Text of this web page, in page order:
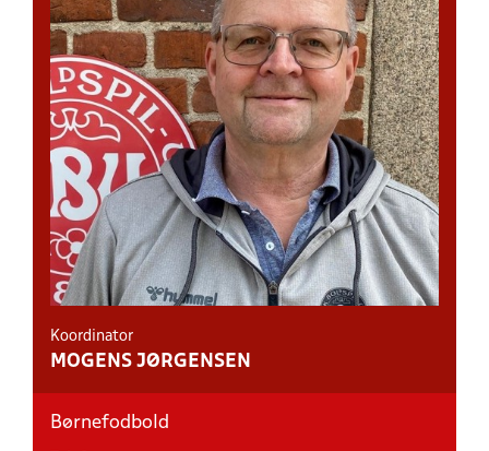
Koordinator
MOGENS JØRGENSEN
Børnefodbold